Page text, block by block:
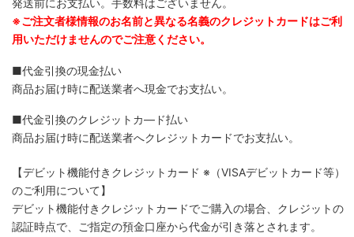
※ご注文者様情報のお名前と異なる名義のクレジットカードはご利
用いただけませんのでご注意ください。
■代金引換の現金払い
商品お届け時に配送業者へ現金でお支払い。
■代金引換のクレジットカ―ド払い
商品お届け時に配送業者へクレジットカードでお支払い。
【デビット機能付きクレジットカード ※（VISAデビットカード等）
のご利用について】
デビット機能付きクレジットカードでご購入の場合、クレジットの
認証時点で、ご指定の預金口座から代金が引き落とされます。